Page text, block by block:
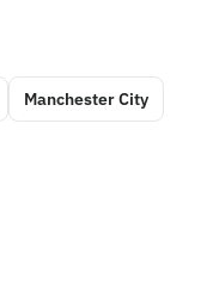
Manchester City